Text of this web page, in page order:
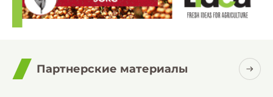
Партнерские материалы